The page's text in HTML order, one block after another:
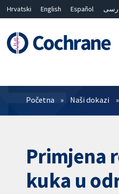
Hrvatski English Español
Prečistači
Početna Naši dokazi
Primjena
kuka u